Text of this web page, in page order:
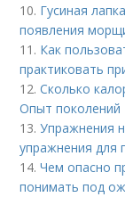
10. Гусиная
появления
11. Как
практиковать
12.Сколько
Опыт поколений
13.Упражнения
упражнения для
14.Чем опасно
понимать под